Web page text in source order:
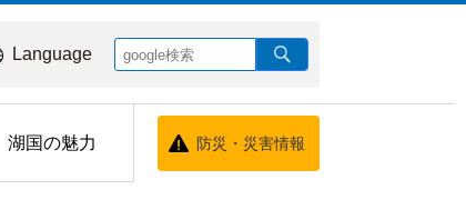
Language
湖国の魅力 防災・災害情報